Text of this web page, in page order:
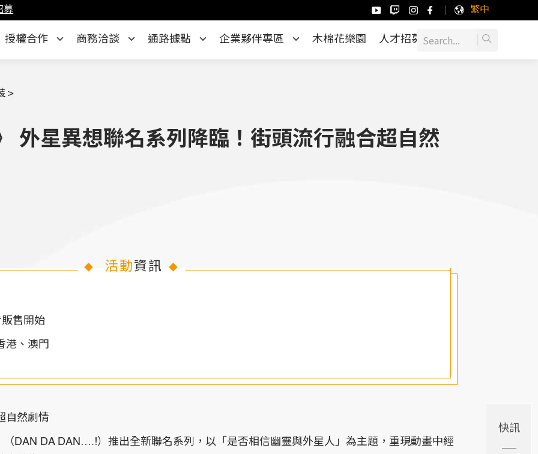
募 繁中
授權合作 商務洽談 通路據點 企業夥伴專區 木棉花樂園 人才招募
>
外星異想聯名系列降臨！街頭流行融合超自然
◆ 活動資訊 ◆
售開始
港、澳門
自然劇情
DAN DA DAN….!）推出全新聯名系列，以「是否相信幽靈與外星人」為主題，重現動畫中經
快訊